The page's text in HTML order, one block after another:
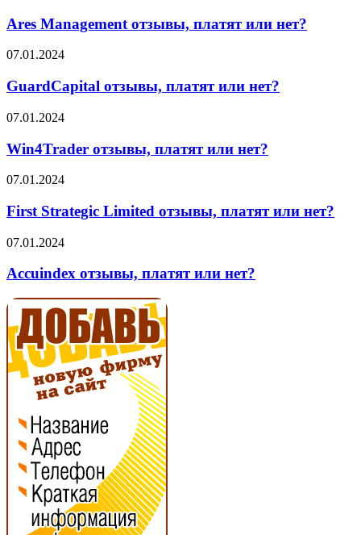
отзывы,
платят
или
Ares Management отзывы, платят или нет?
GuardCapital
платят
или
нет?
07.01.2024
GuardCapital отзывы, платят или нет?
Win4Trader
платят
или
нет?
07.01.2024
Win4Trader отзывы, платят или нет?
First
Limited
отзывы,
платят
или
нет?
07.01.2024
First Strategic Limited отзывы, платят или нет?
Accuindex
платят
нет?
07.01.2024
Accuindex отзывы, платят или нет?